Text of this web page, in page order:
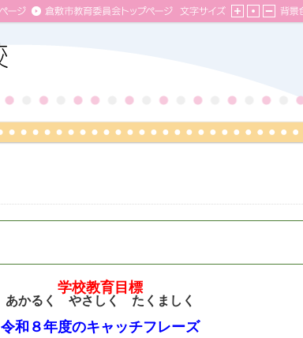
学校教育目標
あかるく やさしく たくましく
令和８年度のキャッチフレーズ